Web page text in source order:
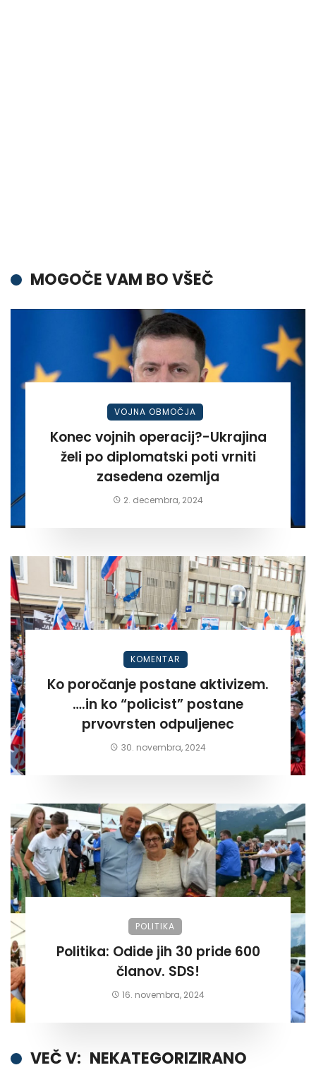
MOGOČE VAM BO VŠEČ
VOJNA OBMOČJA
Konec vojnih operacij?-Ukrajina
želi po diplomatski poti vrniti
zasedena ozemlja
2. decembra, 2024
KOMENTAR
Ko poročanje postane aktivizem.
….in ko “policist” postane
prvovrsten odpuljenec
30. novembra, 2024
POLITIKA
Politika: Odide jih 30 pride 600
članov. SDS!
16. novembra, 2024
VEČ V: NEKATEGORIZIRANO